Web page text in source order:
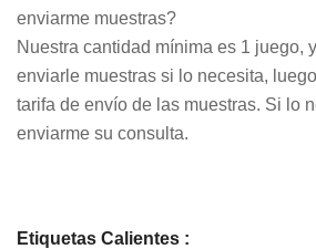
enviarme muestras?
Nuestra cantidad mínima es 1 juego,
enviarle muestras si lo necesita,
tarifa de envío de las muestras. Si lo
enviarme su consulta.
Etiquetas Calientes :